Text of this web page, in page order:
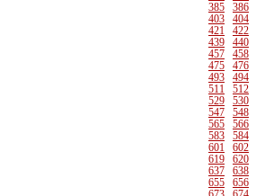
385
386
403
404
421
422
439
440
457
458
475
476
493
494
511
512
529
530
547
548
565
566
583
584
601
602
619
620
637
638
655
656